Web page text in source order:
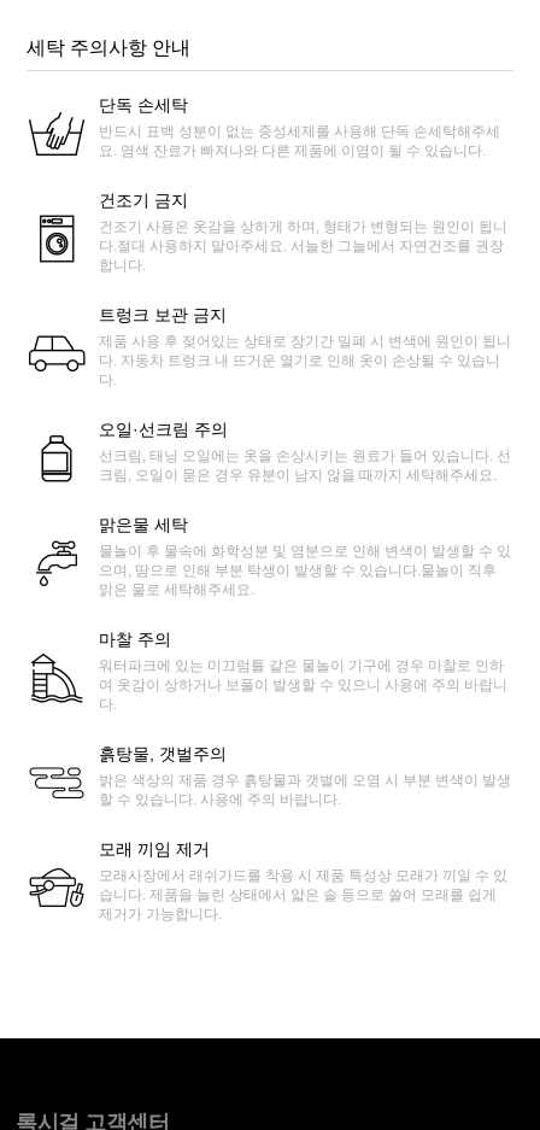
세탁 주의사항 안내
단독 손세탁
반드시 표백 성분이 없는 중성세제를 사용해 단독 손세탁해주세
요. 염색 잔료가 빠져나와 다른 제품에 이염이 될 수 있습니다.
건조기 금지
건조기 사용은 옷감을 상하게 하며, 형태가 변형되는 원인이 됩니
다.절대 사용하지 말아주세요. 서늘한 그늘에서 자연건조를 권장
합니다.
트렁크 보관 금지
제품 사용 후 젖어있는 상태로 장기간 밀폐 시 변색에 원인이 됩니
다. 자동차 트렁크 내 뜨거운 열기로 인해 옷이 손상될 수 있습니
다.
오일·선크림 주의
선크림, 태닝 오일에는 옷을 손상시키는 원료가 들어 있습니다. 선
크림, 오일이 묻은 경우 유분이 남지 않을 때까지 세탁해주세요.
맑은물 세탁
물놀이 후 물속에 화학성분 및 염분으로 인해 변색이 발생할 수 있
으며, 땀으로 인해 부분 탁생이 발생할 수 있습니다.물놀이 직후
맑은 물로 세탁해주세요.
마찰 주의
워터파크에 있는 미끄럼틀 같은 물놀이 기구에 경우 마찰로 인하
여 옷감이 상하거나 보풀이 발생할 수 있으니 사용에 주의 바랍니
다.
흙탕물, 갯벌주의
밝은 색상의 제품 경우 흙탕물과 갯벌에 오염 시 부분 변색이 발생
할 수 있습니다. 사용에 주의 바랍니다.
모래 끼임 제거
모래사장에서 래쉬가드를 착용 시 제품 특성상 모래가 끼일 수 있
습니다. 제품을 늘린 상태에서 얇은 솔 등으로 쓸어 모래를 쉽게
제거가 가능합니다.
록시걸 고객센터